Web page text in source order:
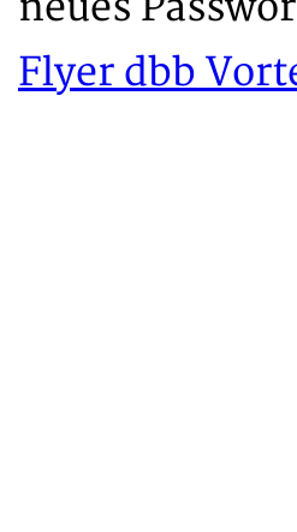
Flyer dbb